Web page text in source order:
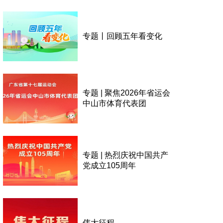
专题丨回顾五年看变化
专题 | 聚焦2026年省运会
中山市体育代表团
专题 | 热烈庆祝中国共产
党成立105周年